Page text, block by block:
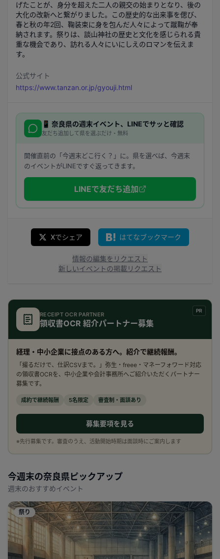
げたことが、身分を超えた二人の親交の始まりとなり、後の
大化の改新へと繋がりました。この歴史的な出来事を偲び、
春と秋の年2回、鞠装束に身を包んだ人々によって蹴鞠が奉
納されます。祭りは、談山神社の歴史と文化を感じられる貴
重な機会であり、訪れる人々にいにしえのロマンを伝えま
す。
公式サイト
https://www.tanzan.or.jp/gyouji.html
📱 奈良県の週末イベント、LINEでサッと確認
友だち追加して県を選ぶだけ・無料
開催直前の「今週末どこ行く？」に。県を選べば、今週末
のイベントがLINEですぐ返ってきます。
LINEで友だち追加
Xでシェア はてなブックマーク
情報の編集をリクエスト
新しいイベントの掲載リクエスト
PR
RECEIPT OCR PARTNER
領収書OCR 紹介パートナー募集
経理・中小企業に接点のある方へ。紹介で継続報酬。
「撮るだけで、仕訳CSVまで。」弥生・freee・マネーフォワード対応
の領収書OCRを、中小企業や会計事務所へご紹介いただくパートナー
募集です。
成約で継続報酬 5名限定 審査制・面談あり
募集要項を見る
※先行募集です。審査のうえ、活動開始時期は面談時にご案内します
今週末の奈良県 ピックアップ
週末のおすすめイベント
祭り